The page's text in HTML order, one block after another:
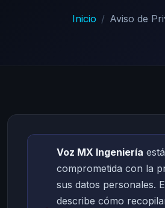
Inicio Aviso de
Voz MX Ingeniería está
comprometida con la
sus datos personales.
describe cómo